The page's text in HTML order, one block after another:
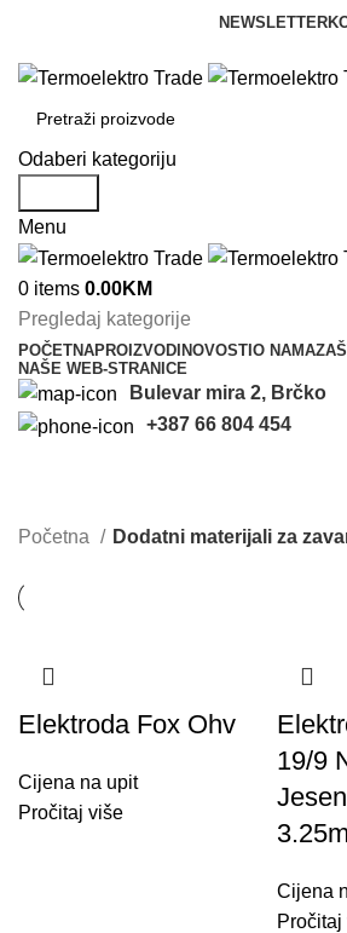
NEWSLETTER
Odaberi kategoriju
Menu
0 items 0.00KM
Pregledaj kategorije
POČETNAPROIZVODI NOVOSTI O NAMA
NAŠE WEB-STRANICE
Bulevar mira 2, Brčko
+387 66 804 454
Categories
Početna Dodatni materijali za
Elektroda Fox Ohv
Cijena na upit
Pročitaj više
19/9
Cijena
Pročitaj